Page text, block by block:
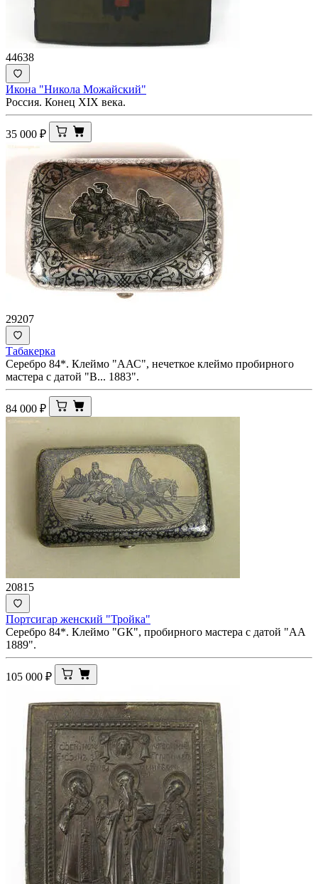
44638
Икона "Никола Можайский"
Россия. Конец XIX века.
35 000 ₽
29207
Табакерка
Серебро 84*. Клеймо "ААС", нечеткое клеймо пробирного
мастера с датой "В... 1883".
84 000 ₽
20815
Портсигар женский "Тройка"
Серебро 84*. Клеймо "GК", пробирного мастера с датой "АА
1889".
105 000 ₽